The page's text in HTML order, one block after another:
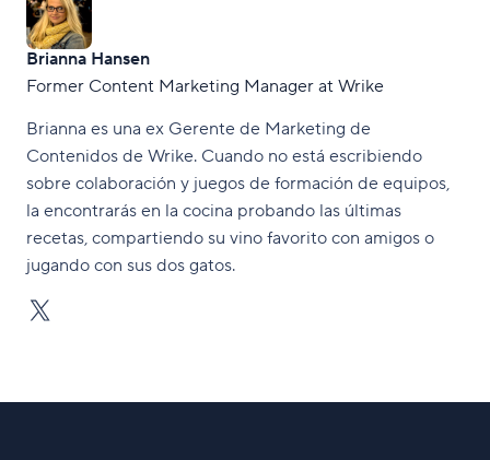
Brianna Hansen
Former Content Marketing Manager at Wrike
Brianna es una ex Gerente de Marketing de
Contenidos de Wrike. Cuando no está escribiendo
sobre colaboración y juegos de formación de equipos,
la encontrarás en la cocina probando las últimas
recetas, compartiendo su vino favorito con amigos o
jugando con sus dos gatos.